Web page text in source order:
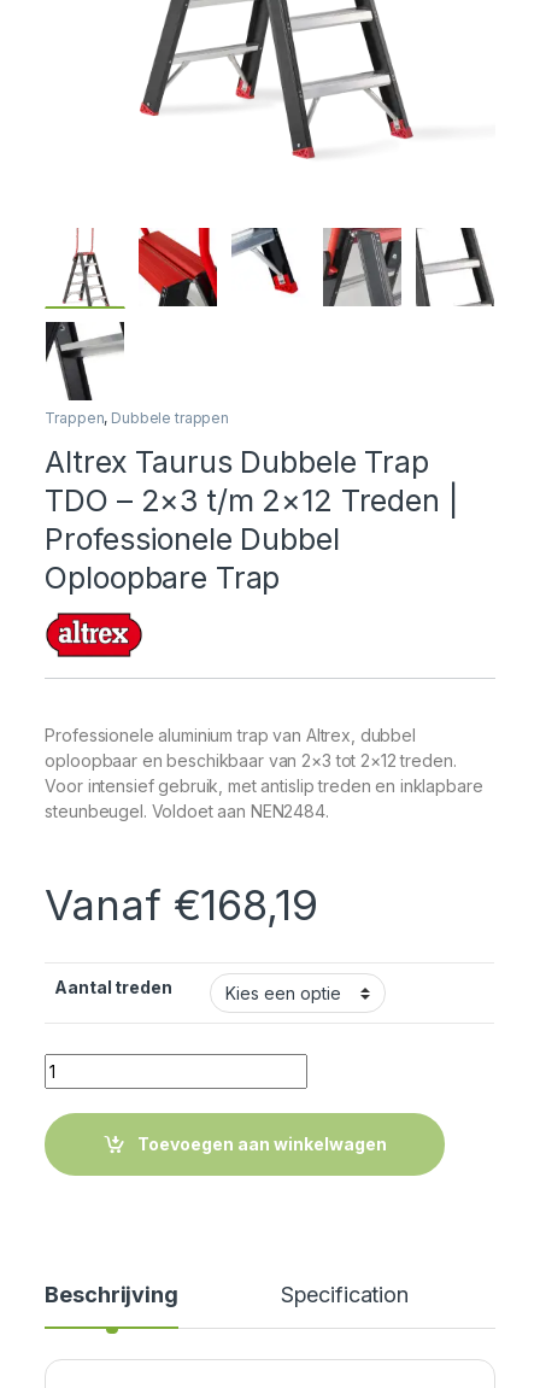
Trappen, Dubbele trappen
Altrex Taurus Dubbele Trap
TDO – 2×3 t/m 2×12 Treden |
Professionele Dubbel
Oploopbare Trap
Professionele aluminium trap van Altrex, dubbel
oploopbaar en beschikbaar van 2×3 tot 2×12 treden.
Voor intensief gebruik, met antislip treden en inklapbare
steunbeugel. Voldoet aan NEN2484.
Vanaf €168,19
Aantal treden
Quantity
Toevoegen aan winkelwagen
Beschrijving Specification